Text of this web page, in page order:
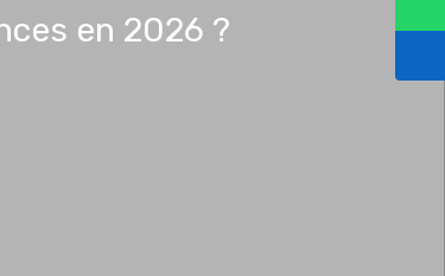
en 2026 ?